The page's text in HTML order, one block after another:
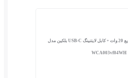
شارژر دیواری شارژ سریع 20 وات + کابل لایتنینگ USB-C بلکین مدل
WCA003vf04WH